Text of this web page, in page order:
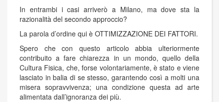
In entrambi i casi arriverò a Milano, ma dove sta la
razionalità del secondo approccio?
La parola d’ordine qui è OTTIMIZZAZIONE DEI FATTORI.
Spero che con questo articolo abbia ulteriormente
contribuito a fare chiarezza in un mondo, quello della
Cultura Fisica, che, forse volontariamente, è stato e viene
lasciato in balia di se stesso, garantendo così a molti una
misera sopravvivenza; una condizione questa ad arte
alimentata dall’ignoranza dei più.